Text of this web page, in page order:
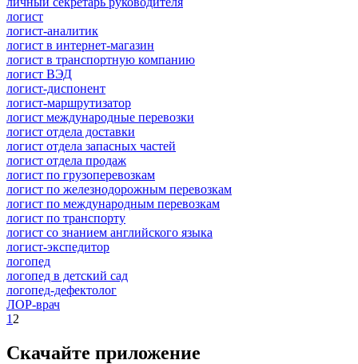
логист
логист-аналитик
логист в интернет-магазин
логист в транспортную компанию
логист ВЭД
логист-диспонент
логист-маршрутизатор
логист международные перевозки
логист отдела доставки
логист отдела запасных частей
логист отдела продаж
логист по грузоперевозкам
логист по железнодорожным перевозкам
логист по международным перевозкам
логист по транспорту
логист со знанием английского языка
логист-экспедитор
логопед
логопед в детский сад
логопед-дефектолог
ЛОР-врач
1 2
Скачайте приложение